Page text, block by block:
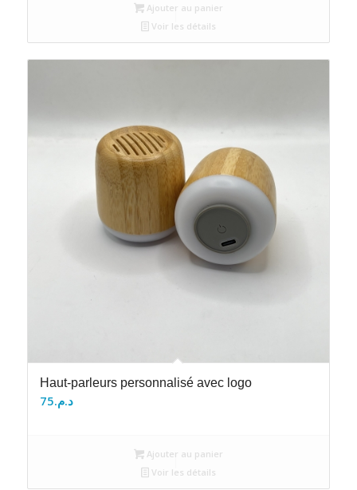
Ajouter au panier
Voir les détails
Haut-parleurs personnalisé avec logo
د.م.75
Ajouter au panier
Voir les détails